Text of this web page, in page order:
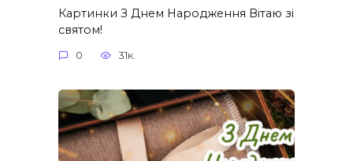
Картинки З Днем Народження Вітаю зі
святом!
0 31к.